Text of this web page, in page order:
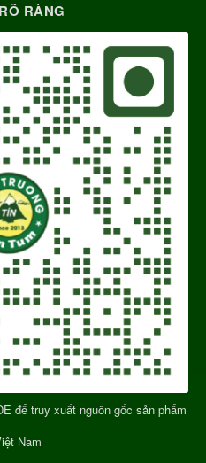
RÀNG
để truy xuất nguồn gốc sản phẩm
Nam